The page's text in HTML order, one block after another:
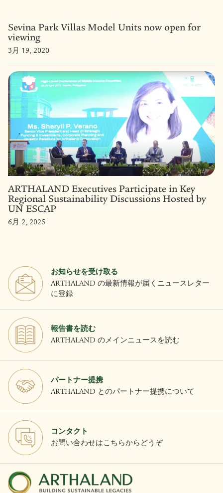
Sevina Park Villas Model Units now open for
viewing
3月 19, 2020
ARTHALAND Executives Participate in Key
Regional Sustainability Discussions Hosted by
UN ESCAP
6月 2, 2025
お知らせを受け取る
ARTHALAND の最新情報が届くニュースレター
に登録
報告書を読む
ARTHALAND のメインニュースを読む
パートナー提携
ARTHALAND とのパートナー提携について
コンタクト
お問い合わせはこちらからどうぞ